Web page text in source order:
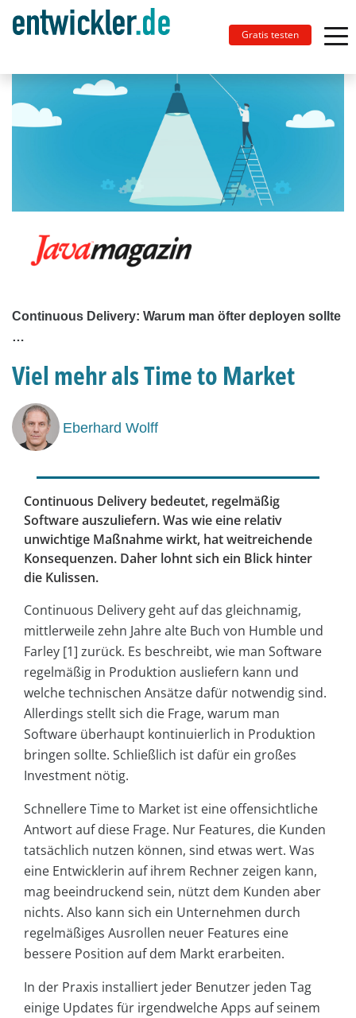
Gratis testen
Continuous Delivery: Warum man öfter deployen sollte
…
Viel mehr als Time to Market
Eberhard Wolff
Continuous Delivery bedeutet, regelmäßig
Software auszuliefern. Was wie eine relativ
unwichtige Maßnahme wirkt, hat weitreichende
Konsequenzen. Daher lohnt sich ein Blick hinter
die Kulissen.
Continuous Delivery geht auf das gleichnamig,
mittlerweile zehn Jahre alte Buch von Humble und
Farley [1] zurück. Es beschreibt, wie man Software
regelmäßig in Produktion ausliefern kann und
welche technischen Ansätze dafür notwendig sind.
Allerdings stellt sich die Frage, warum man
Software überhaupt kontinuierlich in Produktion
bringen sollte. Schließlich ist dafür ein großes
Investment nötig.
Schnellere Time to Market ist eine offensichtliche
Antwort auf diese Frage. Nur Features, die Kunden
tatsächlich nutzen können, sind etwas wert. Was
eine Entwicklerin auf ihrem Rechner zeigen kann,
mag beeindruckend sein, nützt dem Kunden aber
nichts. Also kann sich ein Unternehmen durch
regelmäßiges Ausrollen neuer Features eine
bessere Position auf dem Markt erarbeiten.
In der Praxis installiert jeder Benutzer jeden Tag
einige Updates für irgendwelche Apps auf seinem